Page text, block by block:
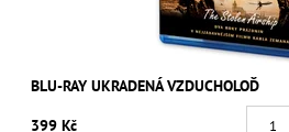
BLU-RAY UKRADENÁ VZDUCHOLOĎ
399 Kč